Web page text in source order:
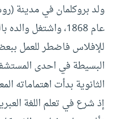
ولد بروكلمان في مدينة
عام 1868، واشتغل
للإفلاس فاضطر للعمل
البسيطة في احدى
الثانوية بدأت اهتماماته
إذ شرع في تعلم اللغة